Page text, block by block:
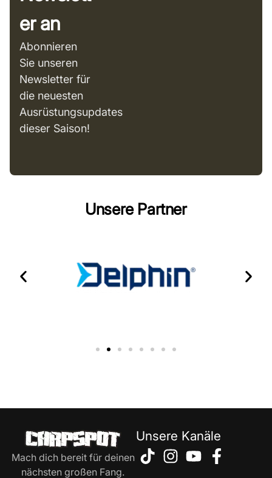
er an
Abonnieren
Sie unseren
Newsletter für
die neuesten
Ausrüstungsupdates
dieser Saison!
Unsere Partner
Mach dich bereit für deinen
nächsten großen Fang.
Unsere Kanäle